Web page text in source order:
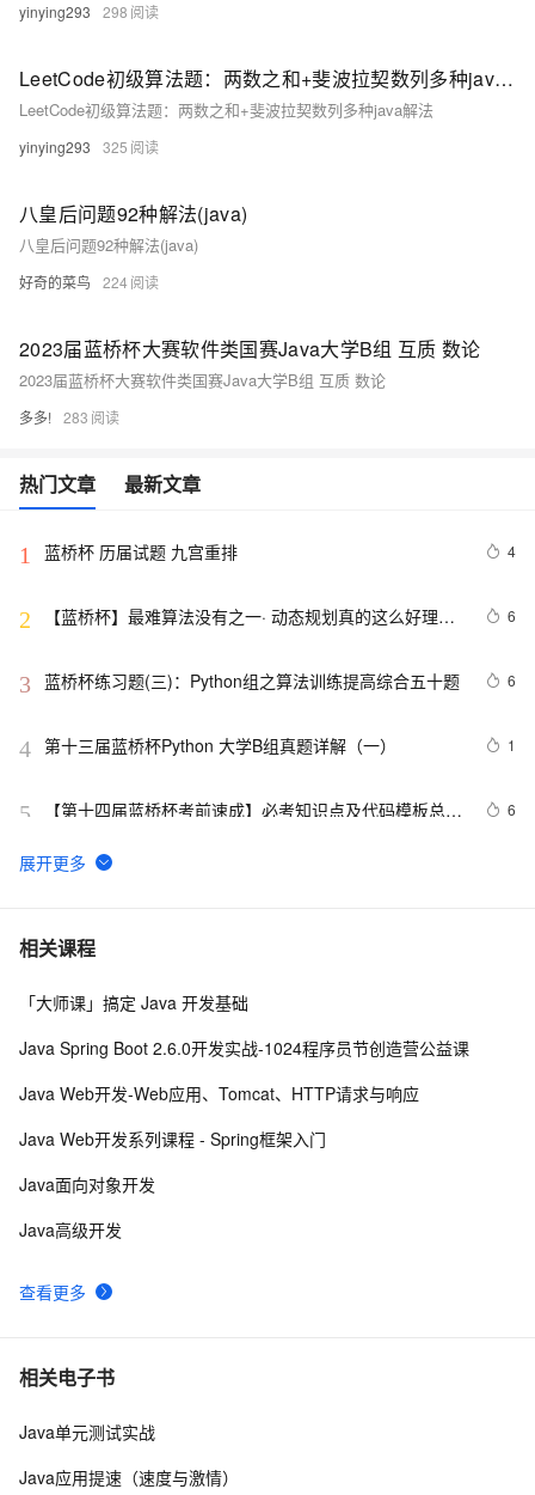
yinying293 298
LeetCode初级算法题：两数之和+斐波拉契数列多种java解法
LeetCode初级算法题：两数之和+斐波拉契数列多种java解法
yinying293 325
八皇后问题92种解法(java)
八皇后问题92种解法(java)
好奇的菜鸟 224
2023届蓝桥杯大赛软件类国赛Java大学B组 互质 数论
2023届蓝桥杯大赛软件类国赛Java大学B组 互质 数论
多多! 283
热门文章 最新文章
1 蓝桥杯 历届试题 九宫重排 4
2
【蓝桥杯】最难算法没有之一· 动态规划真的这么好理
6
3 蓝桥杯练习题(三)：Python组之算法训练提高综合五十题 6
4 第十三届蓝桥杯Python 大学B组真题详解（一） 1
5
【第十四届蓝桥杯考前速成】必考知识点及代码模板总
6
6 【蓝桥杯历年真题合集】蓝桥杯2022初赛
7 第十三届蓝桥杯Python B组国赛题解（二）
8 蓝桥杯之单片机学习（十五）——DS18B20的基本应用
析
10【第十四届蓝桥杯】第三期官方校内模拟赛B组C++题解
相关课程
查看更多
「大师课」搞定 Java 开发基础
Java Spring Boot 2.6.0开发实战-1024程序员节创造营公益课
Java Web开发-Web应用、Tomcat、HTTP请求与响应
Java Web开发系列课程 - Spring框架入门
Java面向对象开发
Java高级开发
相关电子书
Java单元测试实战
Java应用提速（速度与激情）